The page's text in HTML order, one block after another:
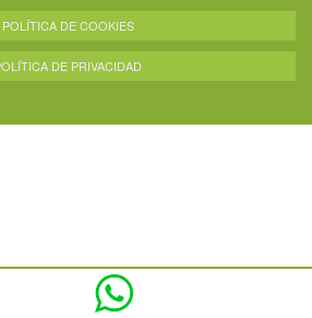
POLÍTICA DE COOKIES
DE PRIVACIDAD